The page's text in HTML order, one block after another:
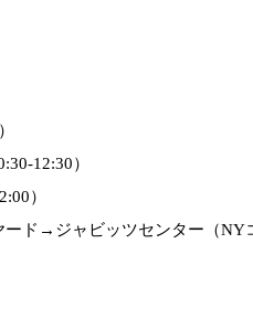
12:30）
）
ド→ジャビッツセンター（NY